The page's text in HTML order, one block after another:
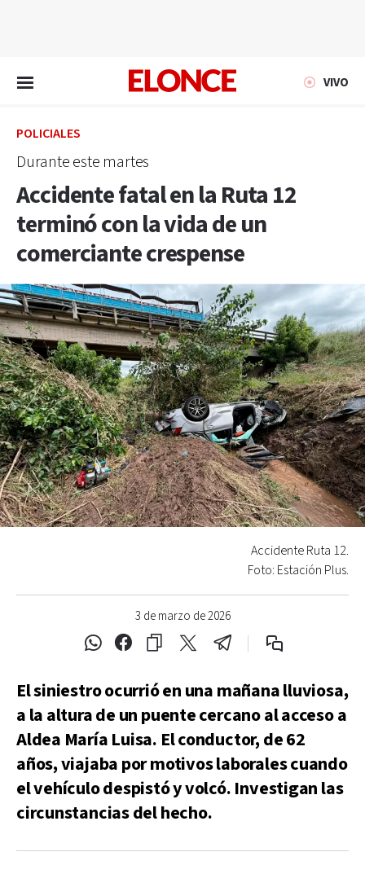
VIVO
POLICIALES
Durante este martes
Accidente fatal en la Ruta 12
terminó con la vida de un
comerciante crespense
3 de marzo de 2026
Accidente Ruta 12.
Foto: Estación Plus.
El siniestro ocurrió en una mañana lluviosa,
a la altura de un puente cercano al acceso a
Aldea María Luisa. El conductor, de 62
años, viajaba por motivos laborales cuando
el vehículo despistó y volcó. Investigan las
circunstancias del hecho.